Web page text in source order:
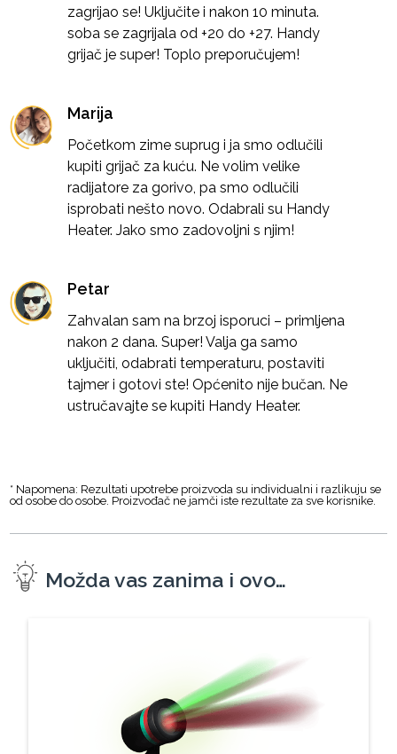
zagrijao se! Uključite i nakon 10 minuta.
soba se zagrijala od +20 do +27. Handy
grijač je super! Toplo preporučujem!
Marija
Početkom zime suprug i ja smo odlučili
kupiti grijač za kuću. Ne volim velike
radijatore za gorivo, pa smo odlučili
isprobati nešto novo. Odabrali su Handy
Heater. Jako smo zadovoljni s njim!
Petar
Zahvalan sam na brzoj isporuci – primljena
nakon 2 dana. Super! Valja ga samo
uključiti, odabrati temperaturu, postaviti
tajmer i gotovi ste! Općenito nije bučan. Ne
ustručavajte se kupiti Handy Heater.
* Napomena: Rezultati upotrebe proizvoda su individualni i razlikuju se
od osobe do osobe. Proizvođač ne jamči iste rezultate za sve korisnike.
Možda vas zanima i ovo…